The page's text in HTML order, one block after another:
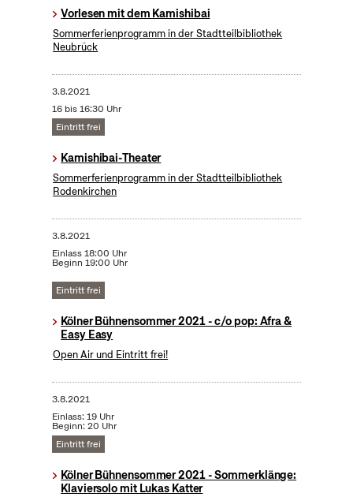
Vorlesen mit dem Kamishibai
Sommerferienprogramm in der Stadtteilbibliothek
Neubrück
3.8.2021
16 bis 16:30 Uhr
Eintritt frei
Kamishibai-Theater
Sommerferienprogramm in der Stadtteilbibliothek
Rodenkirchen
3.8.2021
Einlass 18:00 Uhr
Beginn 19:00 Uhr
Eintritt frei
Kölner Bühnensommer 2021 - c/o pop: Afra &
Easy Easy
Open Air und Eintritt frei!
3.8.2021
Einlass: 19 Uhr
Beginn: 20 Uhr
Eintritt frei
Kölner Bühnensommer 2021 - Sommerklänge:
Klaviersolo mit Lukas Katter